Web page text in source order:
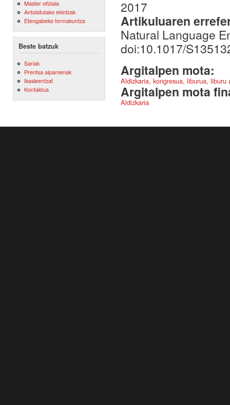
Master ofiziala
Antolatutako ekintzak
Etengabeko formakuntza
Beste batzuk
Sariak
Prentsa aipamenak
Ikasleentzat
Kontaktua
2017
Artikuluaren
Natural Language
doi:10.1017/
Argitalpen mota:
Aldizkaria, kongresua, liburua,
Argitalpen mota
Aldizkaria